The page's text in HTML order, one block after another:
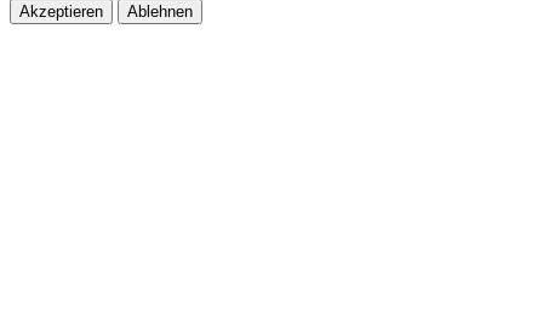
Akzeptieren Ablehnen